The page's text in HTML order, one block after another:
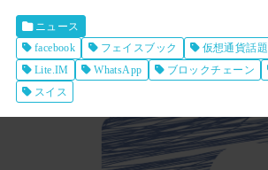
ニュース
facebook
フェイスブック 仮想通貨話題
Lite.IM
WhatsApp ブロックチェーン
スイス